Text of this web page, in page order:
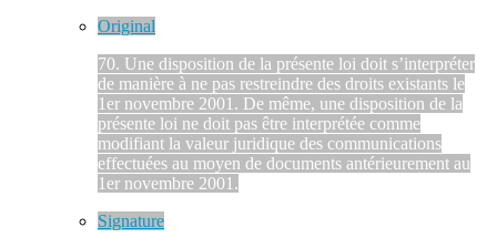
Original
70. Une disposition de la présente loi doit s’interpréter
de manière à ne pas restreindre des droits existants le
1er novembre 2001. De même, une disposition de la
présente loi ne doit pas être interprétée comme
modifiant la valeur juridique des communications
effectuées au moyen de documents antérieurement au
1er novembre 2001.
Signature